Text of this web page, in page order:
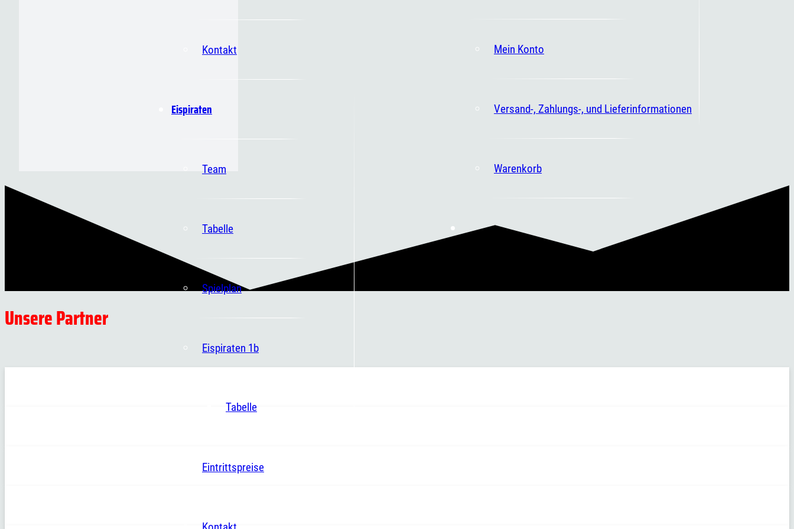
Mein Konto
Versand-, Zahlungs-, und Lieferinformationen
Warenkorb
Kontakt
Eispiraten
Team
Tabelle
Spielplan
Eispiraten 1b
Tabelle
Eintrittspreise
Unsere Partner